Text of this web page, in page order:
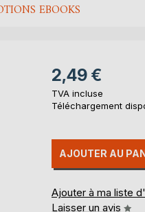
EBOOKS
2,49 €
TVA incluse
Téléchargement
AJOUTER AU
Ajouter à ma liste
Laisser un avis